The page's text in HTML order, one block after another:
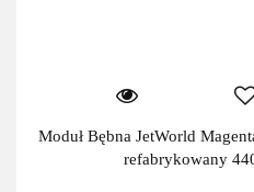
Moduł Bębna JetWorld
refabrykowany